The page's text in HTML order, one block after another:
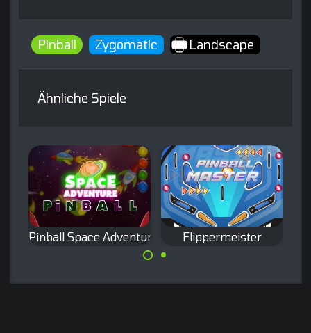
Pinball Zygomatic Landscape
Ähnliche Spiele
Pinball Space Adventure Flippermeister